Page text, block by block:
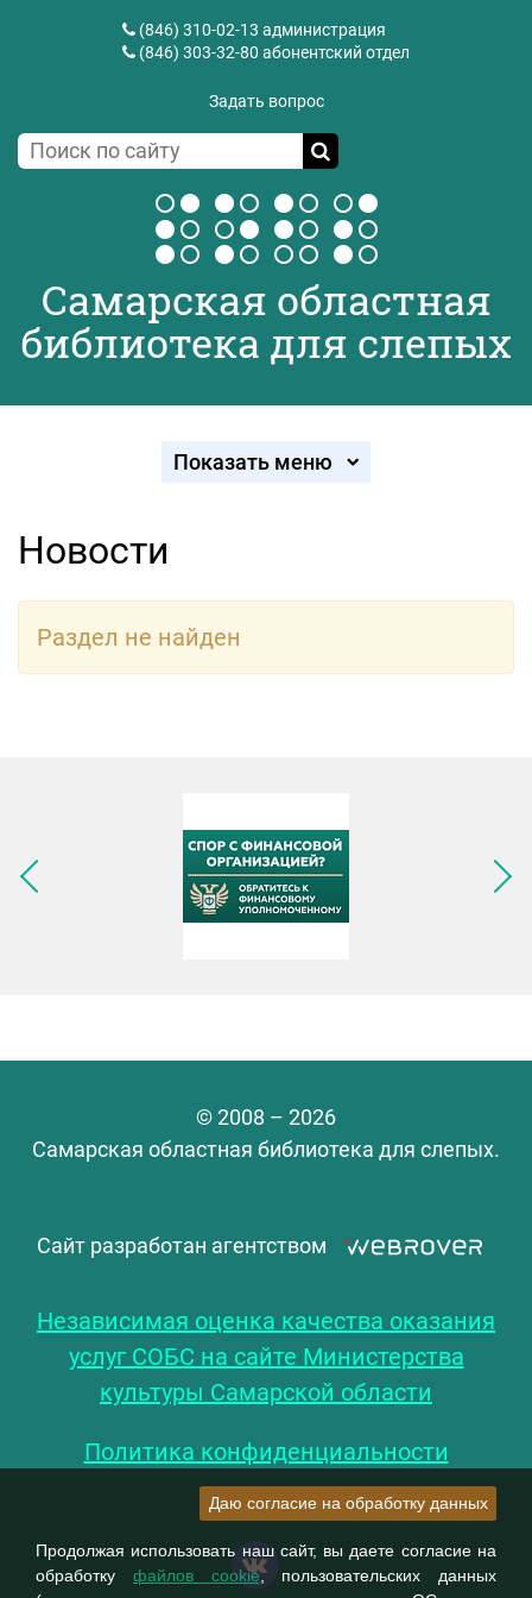
(846) 310-02-13 администрация
(846) 303-32-80 абонентский отдел
Задать вопрос
Самарская областная
библиотека для слепых
Показать меню
Новости
Раздел не найден
Следующее изображение
© 2008 – 2026
Самарская областная библиотека для слепых.
Сайт разработан агентством
Независимая оценка качества оказания
услуг СОБС на сайте Министерства
культуры Самарской области
Политика конфиденциальности
Даю согласие на обработку данных
Продолжая использовать наш сайт, вы даете согласие на
обработку файлов cookie, пользовательских данных